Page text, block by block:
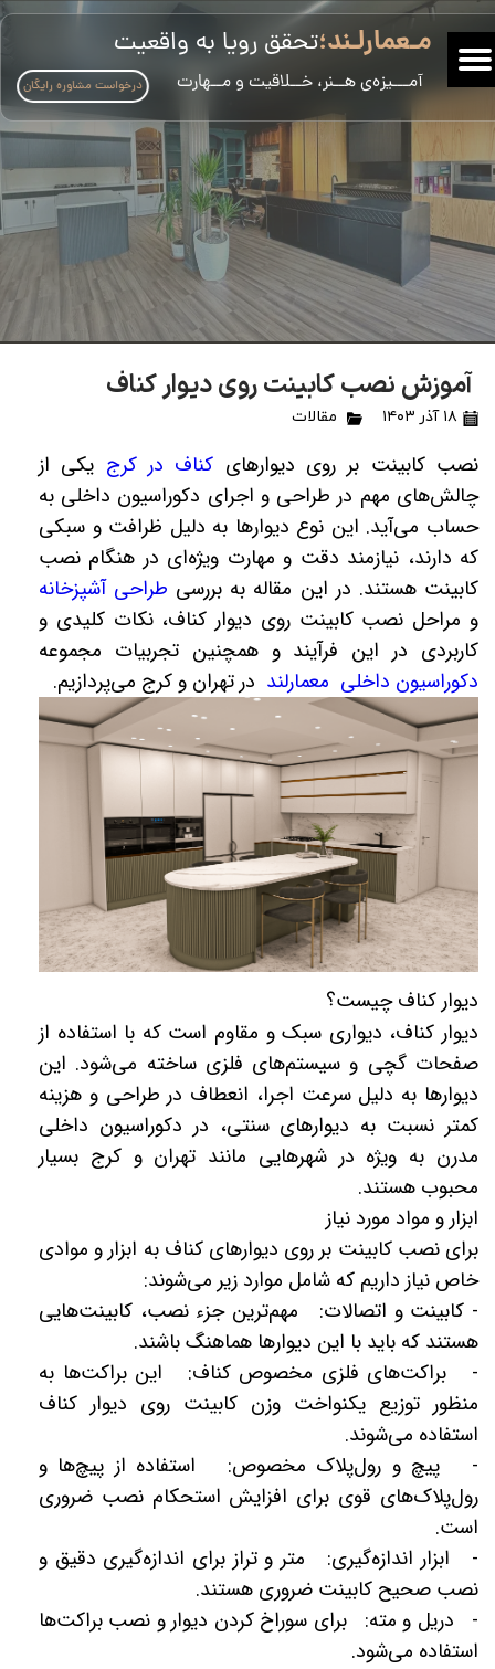
​آمـــیزه‌ی هــنر، خــلاقیت و مــهارت
مـعمارلـند؛تحقق رویا به واقعیت
درخواست مشاوره رایگان
آموزش نصب کابینت روی دیوار کناف
۱۸ آذر ۱۴۰۳ مقالات
نصب کابینت بر روی دیوارهای کناف در کرج یکی از
چالش‌های مهم در طراحی و اجرای دکوراسیون داخلی به
حساب می‌آید. این نوع دیوارها به دلیل ظرافت و سبکی
که دارند، نیازمند دقت و مهارت ویژه‌ای در هنگام نصب
کابینت هستند. در این مقاله به بررسی طراحی آشپزخانه
و مراحل نصب کابینت روی دیوار کناف، نکات کلیدی و
کاربردی در این فرآیند و همچنین تجربیات مجموعه
دکوراسیون داخلی معمارلند در تهران و کرج می‌پردازیم.
دیوار کناف چیست؟
دیوار کناف، دیواری سبک و مقاوم است که با استفاده از
صفحات گچی و سیستم‌های فلزی ساخته می‌شود. این
دیوارها به دلیل سرعت اجرا، انعطاف در طراحی و هزینه
کمتر نسبت به دیوارهای سنتی، در دکوراسیون داخلی
مدرن به ویژه در شهرهایی مانند تهران و کرج بسیار
محبوب هستند.
ابزار و مواد مورد نیاز
برای نصب کابینت بر روی دیوارهای کناف به ابزار و موادی
خاص نیاز داریم که شامل موارد زیر می‌شوند:
- کابینت و اتصالات: مهم‌ترین جزء نصب، کابینت‌هایی
هستند که باید با این دیوارها هماهنگ باشند.
- براکت‌های فلزی مخصوص کناف: این براکت‌ها به
منظور توزیع یکنواخت وزن کابینت روی دیوار کناف
استفاده می‌شوند.
- پیچ و رول‌پلاک مخصوص: استفاده از پیچ‌ها و
رول‌پلاک‌های قوی برای افزایش استحکام نصب ضروری
است.
- ابزار اندازه‌گیری: متر و تراز برای اندازه‌گیری دقیق و
نصب صحیح کابینت ضروری هستند.
- دریل و مته: برای سوراخ کردن دیوار و نصب براکت‌ها
استفاده می‌شود.